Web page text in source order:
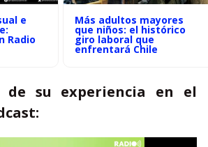
e
Radio
Más adultos mayores
que niños: el histórico
giro laboral que
enfrentará Chile
de su experiencia en el